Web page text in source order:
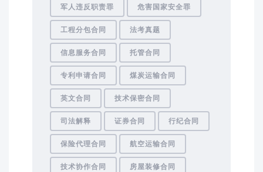
军人违反职责罪 危害国家安全罪
工程分包合同 法考真题
信息服务合同 托管合同
专利申请合同 煤炭运输合同
英文合同 技术保密合同
司法解释 证券合同 行纪合同
保险代理合同 航空运输合同
技术协作合同 房屋装修合同